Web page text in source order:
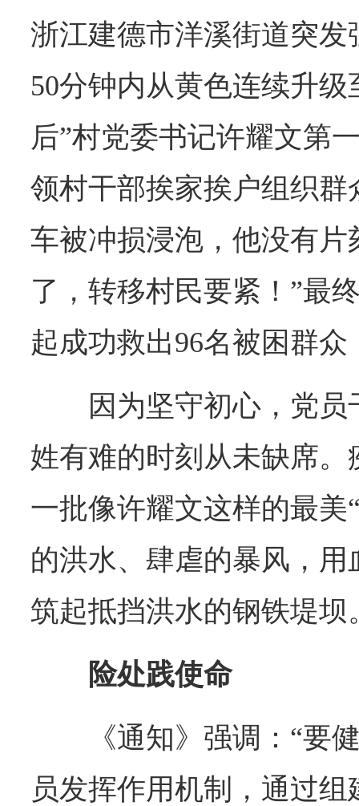
浙江建德市洋溪街道突
50分钟内从黄色连续升级
后”村党委书记许耀文第
领村干部挨家挨户组织
车被冲损浸泡，他没有片
了，转移村民要紧！”最
起成功救出96名被困群
因为坚守初心，党
姓有难的时刻从未缺席
一批像许耀文这样的最美
的洪水、肆虐的暴风，
筑起抵挡洪水的钢铁堤坝
险处践使命
《通知》强调：“要
员发挥作用机制，通过